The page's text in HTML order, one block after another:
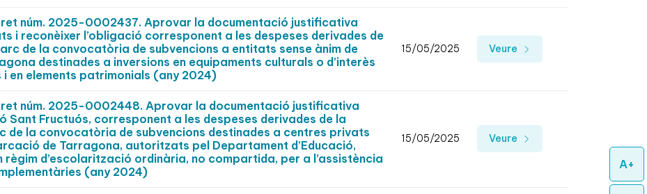
A+
núm. 2025-0002437. Aprovar la documentació justificativa
i reconèixer l’obligació corresponent a les despeses derivades de
de la convocatòria de subvencions a entitats sense ànim de
destinades a inversions en equipaments culturals o d’interès
en elements patrimonials (any 2024)
15/05/2025 Veure
núm. 2025-0002448. Aprovar la documentació justificativa
Sant Fructuós, corresponent a les despeses derivades de la
de la convocatòria de subvencions destinades a centres privats
de Tarragona, autoritzats pel Departament d’Educació,
règim d’escolarització ordinària, no compartida, per a l’assistència
(any 2024)
15/05/2025 Veure